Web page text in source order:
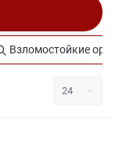
Взломостойкие